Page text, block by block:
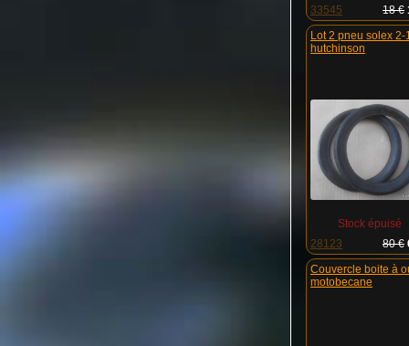
33545
18 €
lot 2 pneu solex 2-12
hutchinson
Stock épuisé
28123
80 €
Couvercle boite à outils
motobecane